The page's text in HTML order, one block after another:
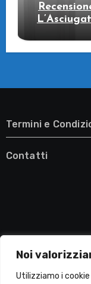
Noi
Utilizziamo i
Termini e
Contatti